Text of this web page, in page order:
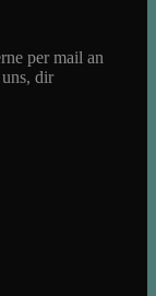
per mail an
dir